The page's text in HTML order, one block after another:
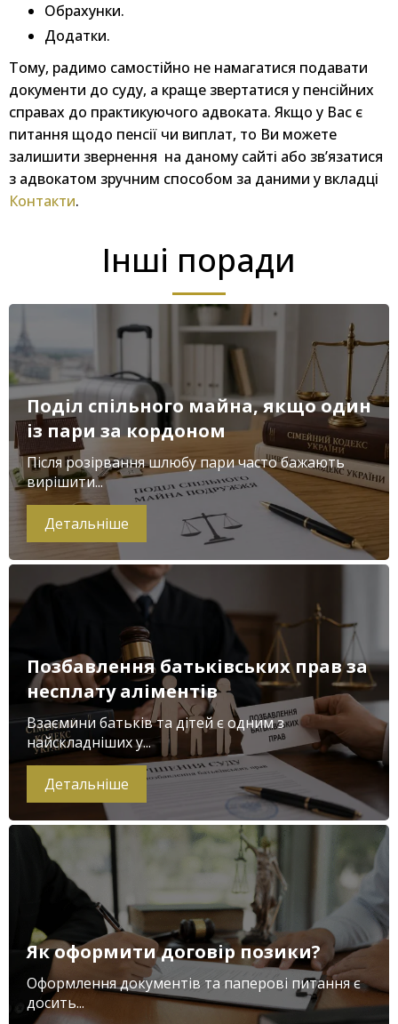
Обрахунки.
Додатки.
Тому, радимо самостійно не намагатися подавати
документи до суду, а краще звертатися у пенсійних
справах до практикуючого адвоката. Якщо у Вас є
питання щодо пенсії чи виплат, то Ви можете
залишити звернення на даному сайті або зв’язатися
з адвокатом зручним способом за даними у вкладці
Контакти.
Інші поради
Поділ спільного майна, якщо один
із пари за кордоном
Після розірвання шлюбу пари часто бажають
вирішити...
Детальніше
Позбавлення батьківських прав за
несплату аліментів
Взаємини батьків та дітей є одним з
найскладніших у...
Детальніше
Як оформити договір позики?
Оформлення документів та паперові питання є
досить...